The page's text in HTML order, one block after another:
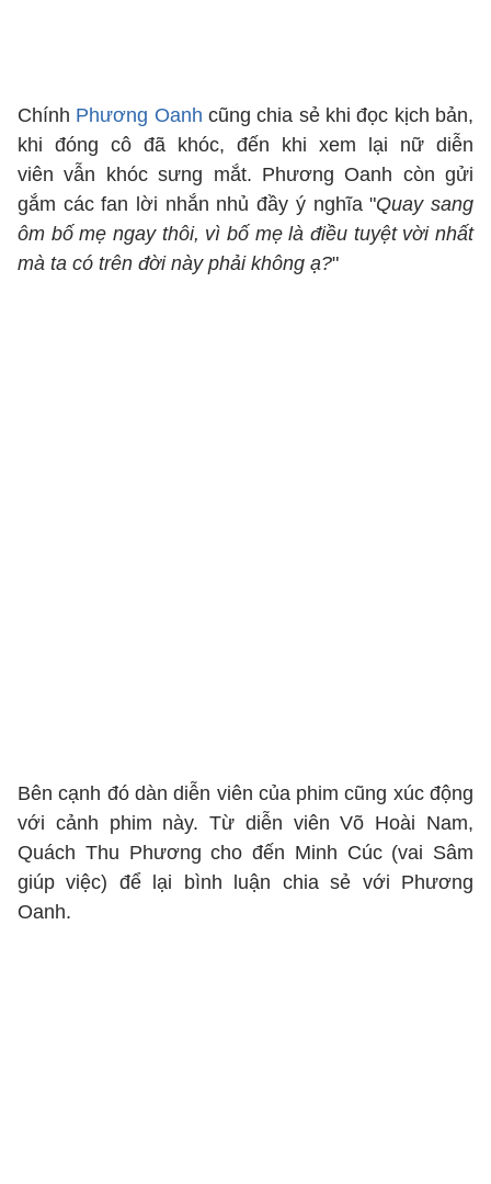
Chính Phương Oanh cũng chia sẻ khi đọc kịch bản,
khi đóng cô đã khóc, đến khi xem lại nữ diễn
viên vẫn khóc sưng mắt. Phương Oanh còn gửi
gắm các fan lời nhắn nhủ đầy ý nghĩa "Quay sang
ôm bố mẹ ngay thôi, vì bố mẹ là điều tuyệt vời nhất
mà ta có trên đời này phải không ạ?"
Bên cạnh đó dàn diễn viên của phim cũng xúc động
với cảnh phim này. Từ diễn viên Võ Hoài Nam,
Quách Thu Phương cho đến Minh Cúc (vai Sâm
giúp việc) để lại bình luận chia sẻ với Phương
Oanh.